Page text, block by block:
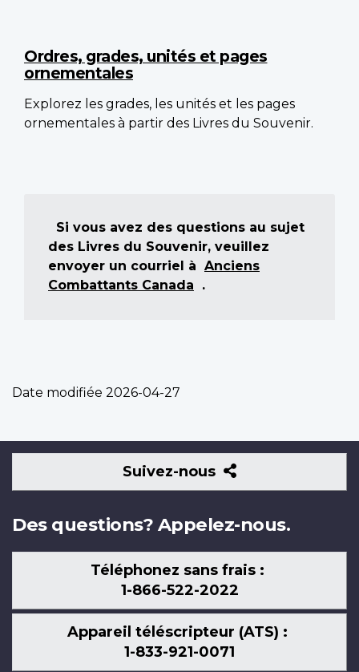
Ordres, grades, unités et pages
ornementales
Explorez les grades, les unités et les pages
ornementales à partir des Livres du Souvenir.
Si vous avez des questions au sujet
des Livres du Souvenir, veuillez
envoyer un courriel à Anciens
Combattants Canada
.
Date modifiée 2026-04-27
Suivez-nous
Suivez-
nous
Des questions? Appelez-nous.
Téléphonez sans frais :
1-866-522-2022
Appareil téléscripteur (ATS) :
1-833-921-0071